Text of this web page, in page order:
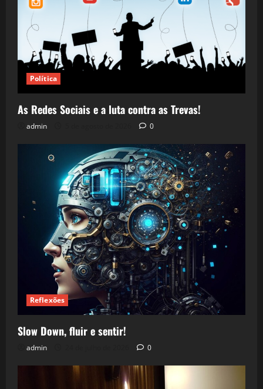
Política
As Redes Sociais e a luta contra as Trevas!
admin 0
Reflexões
Slow Down, fluir e sentir!
admin 0